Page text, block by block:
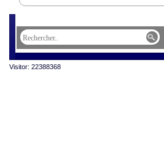
Visitor: 22388368